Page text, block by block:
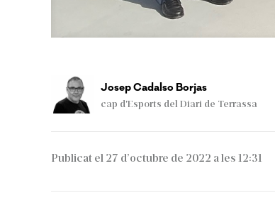
Josep Cadalso Borjas
cap d'Esports del Diari de Terrassa
Publicat el 27 d’octubre de 2022 a les 12:31